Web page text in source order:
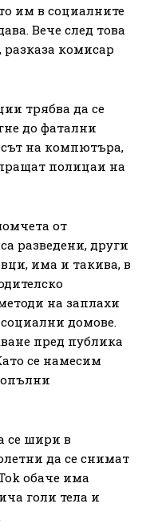
им в социалните
Вече след това
разказа комисар
трябва да се
до фатални
на компютъра,
полицаи на
от
разведени, други
има и такива, в
на заплахи
домове.
пред публика
се намесим
се шири в
да се снимат
обаче има
голи тела и